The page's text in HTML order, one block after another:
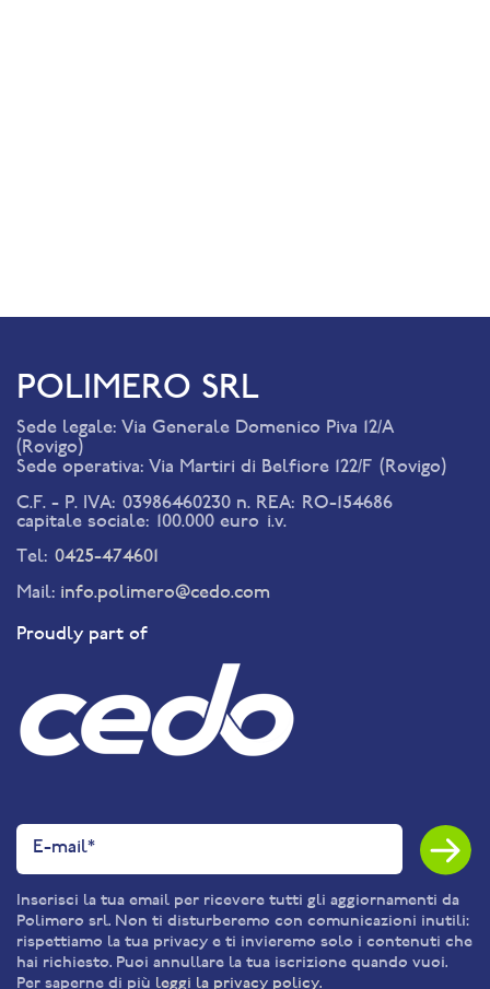
POLIMERO SRL
Sede legale: Via Generale Domenico Piva 12/A
(Rovigo)
Sede operativa: Via Martiri di Belfiore 122/F (Rovigo)
C.F. - P. IVA: 03986460230 n. REA: RO-154686
capitale sociale: 100.000 euro i.v.
Tel: 0425-474601
Mail: info.polimero@cedo.com
Proudly part of
Inserisci la tua email per ricevere tutti gli aggiornamenti da
Polimero srl. Non ti disturberemo con comunicazioni inutili:
rispettiamo la tua privacy e ti invieremo solo i contenuti che
hai richiesto. Puoi annullare la tua iscrizione quando vuoi.
Per saperne di più leggi la privacy policy.